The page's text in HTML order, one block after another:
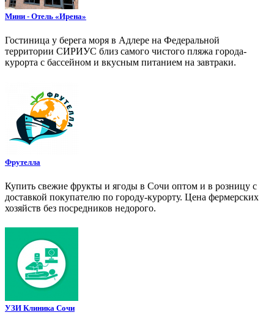
Мини - Отель «Ирена»
Гостиница у берега моря в Адлере на Федеральной
территории СИРИУС близ самого чистого пляжа города-
курорта с бассейном и вкусным питанием на завтраки.
Фрутелла
Купить свежие фрукты и ягоды в Сочи оптом и в розницу с
доставкой покупателю по городу-курорту. Цена фермерских
хозяйств без посредников недорого.
УЗИ Клиника Сочи